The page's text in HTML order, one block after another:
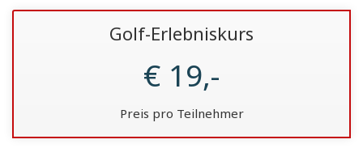
Golf-Erlebniskurs
€ 19,-
Preis pro Teilnehmer